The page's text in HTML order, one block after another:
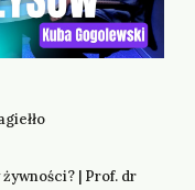
| Prof. dr